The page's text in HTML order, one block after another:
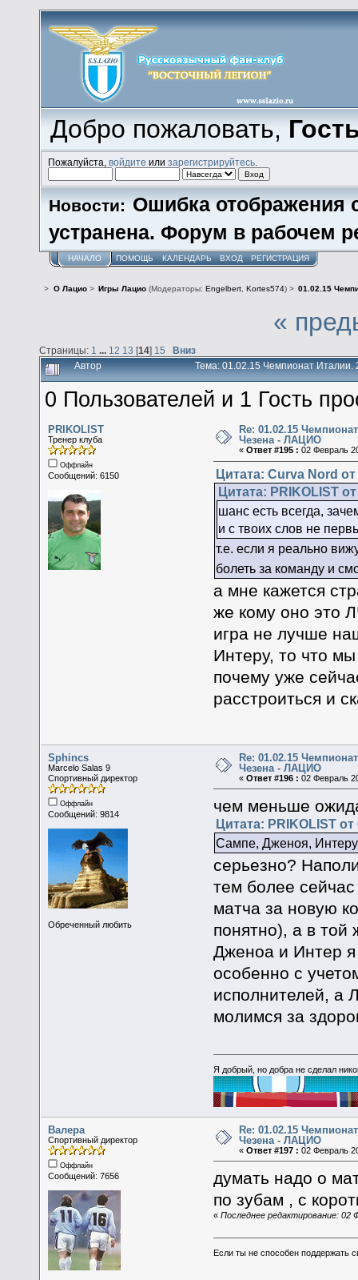
Добро пожаловать,
Пожалуйста,войдите илизарегистрируйтесь
Новости: Ошибка отображения
устранена. Форум в рабочем
НАЧАЛО ПОМОЩЬ КАЛЕНДАРЬ ВХОД РЕГИСТРАЦИЯ
> О Лацио> Игры Лацио(Модераторы: Engelbert, Kortes574) > 01.02.15
«
Страницы: 1 12 13 [14] 15 Вниз
Автор Тема: 01.02.15 Чемпионат
0 Пользователей и 1 Гость
PRIKOLIST
Тренер клуба
Оффлайн
Сообщений: 6150
Re: 01.02.15
Чезена - ЛАЦИО
«Ответ #195 : 02 Февраль
Цитата: Curva Nord
Цитата: PRIKOLIST
шанс есть всегда,
и с твоих слов не
т.е. если я реально
болеть за команду и
а мне кажется
же кому оно это
игра не лучше
Интеру, то что
почему уже
расстроиться и
Sphincs
Marcelo Salas 9
Спортивный директор
Оффлайн
Сообщений: 9814
Обреченный любить
Re: 01.02.15
Чезена - ЛАЦИО
«Ответ #196 : 02 Февраль
чем меньше
Цитата: PRIKOLIST
Сампе, Дженоя, Интеру
серьезно?
тем более
матча за новую
понятно), а в
Дженоа и Интер
особенно с
исполнителей, а
молимся за
Я добрый, но добра не сделал
Валера
Спортивный директор
Оффлайн
Сообщений: 7656
Re: 01.02.15
Чезена - ЛАЦИО
«Ответ #197 : 02 Февраль
думать надо о
по зубам , с
« Последнее редактирование: 02
Если ты не способен поддержать